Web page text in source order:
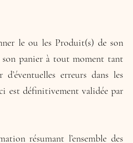
le ou les Produit(s) de son
panier à tout moment tant
erreurs dans les
est définitivement validée par
résumant l’ensemble des